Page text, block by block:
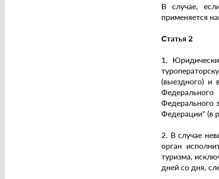
В случае,
применяется
Статья 2
1.
(выездного) и
Федерального
Федерации" (в
2. В случае
орган
туризма,
дней со дня,